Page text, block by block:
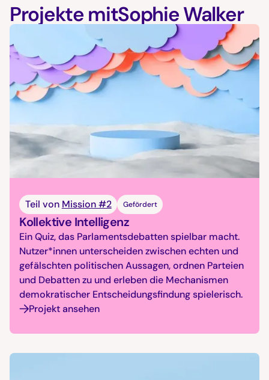
Projekte mitSophie Walker
Teil von Mission #2 Gefördert
Kollektive Intelligenz
Ein Quiz, das Parlamentsdebatten spielbar macht.
Nutzer*innen unterscheiden zwischen echten und
gefälschten politischen Aussagen, ordnen Parteien
und Debatten zu und erleben die Mechanismen
demokratischer Entscheidungsfindung spielerisch.
Projekt ansehen